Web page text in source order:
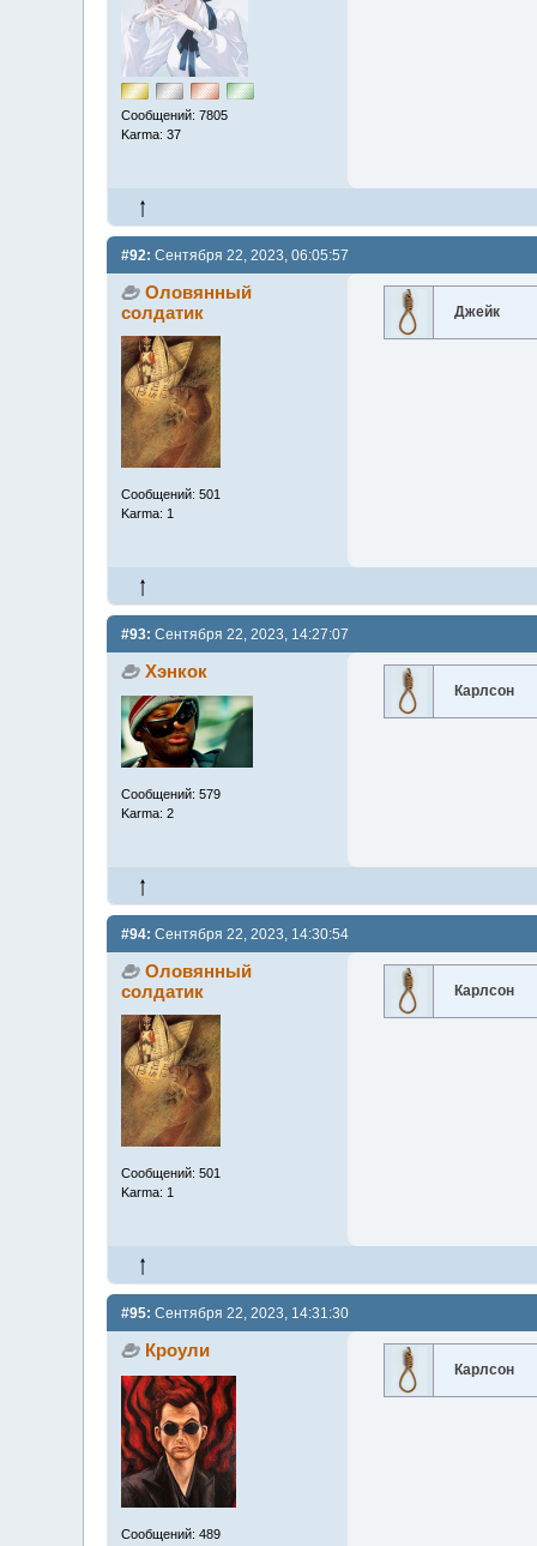
Сообщений: 7805
Karma: 37
#92: Сентября 22, 2023, 06:05:57
Оловянный
солдатик
Сообщений: 501
Karma: 1
Джейк
#93: Сентября 22, 2023, 14:27:07
Хэнкок
Сообщений: 579
Karma: 2
Карлсон
#94: Сентября 22, 2023, 14:30:54
Оловянный
солдатик
Сообщений: 501
Karma: 1
Карлсон
#95: Сентября 22, 2023, 14:31:30
Кроули
Сообщений: 489
Карлсон